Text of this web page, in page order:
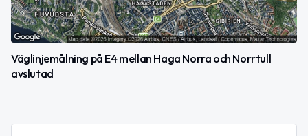
Väglinjemålning på E4 mellan Haga Norra och Norrtull
avslutad